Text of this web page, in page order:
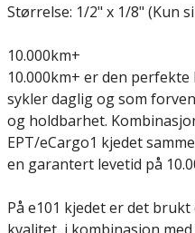
Størrelse: 1/2" x 1/8" (Kun
10.000km+
10.000km+ er den
sykler daglig og som
og holdbarhet.
EPT/eCargo1 kjedet
en garantert levetid på
På e101 kjedet er det